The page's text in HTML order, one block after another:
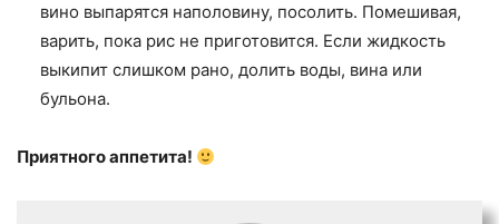
вино выпарятся наполовину, посолить. Помешивая,
варить, пока рис не приготовится. Если жидкость
выкипит слишком рано, долить воды, вина или
бульона.
Приятного аппетита!